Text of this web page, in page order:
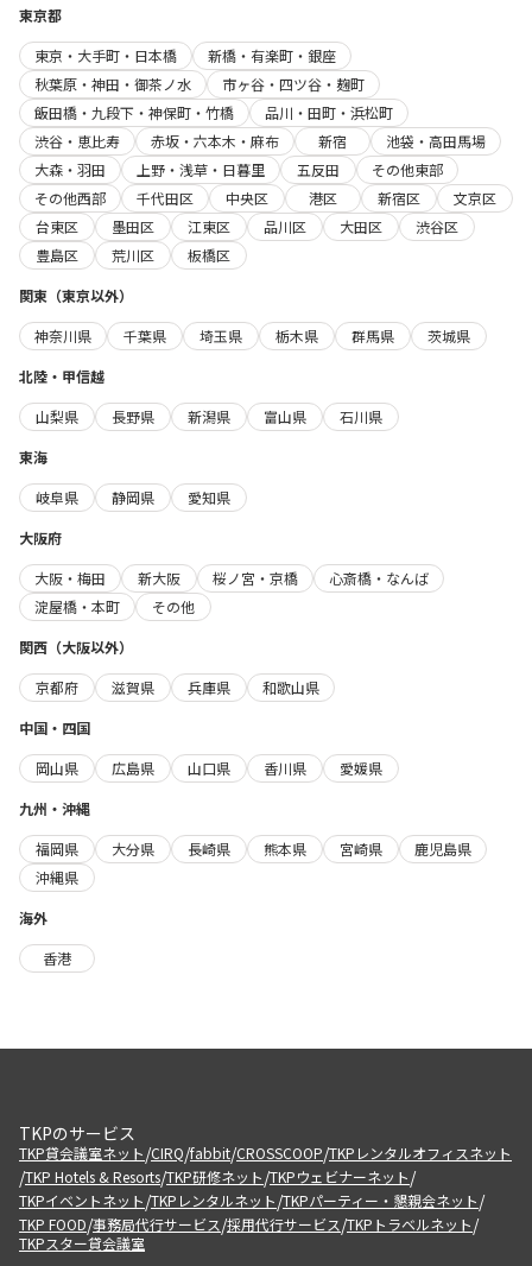
東京都
東京・大手町・日本橋
新橋・有楽町・銀座
秋葉原・神田・御茶ノ水
市ヶ谷・四ツ谷・麹町
飯田橋・九段下・神保町・竹橋
品川・田町・浜松町
渋谷・恵比寿
赤坂・六本木・麻布 新宿
池袋・高田馬場
大森・羽田
上野・浅草・日暮里 五反田
その他東部
その他西部
千代田区 中央区 港区 新宿区
文京区
台東区
墨田区 江東区 品川区 大田区
渋谷区
豊島区
荒川区
板橋区
関東（東京以外）
神奈川県
千葉県 埼玉県 栃木県 群馬県
茨城県
北陸・甲信越
山梨県
長野県 新潟県 富山県
石川県
東海
岐阜県
静岡県
愛知県
大阪府
大阪・梅田
新大阪 桜ノ宮・京橋
心斎橋・なんば
淀屋橋・本町
その他
関西（大阪以外）
京都府
滋賀県 兵庫県
和歌山県
中国・四国
岡山県
広島県 山口県 香川県
愛媛県
九州・沖縄
福岡県
大分県 長崎県 熊本県 宮崎県
鹿児島県
沖縄県
海外
香港
TKPのサービス
TKP貸会議室ネット/CIRQ/fabbit/CROSSCOOP/TKPレンタルオフィスネット
/TKP Hotels & Resorts/TKP研修ネット/TKPウェビナーネット/
TKPイベントネット/TKPレンタルネット/TKPパーティー・懇親会ネット/
TKP FOOD/事務局代行サービス/採用代行サービス/TKPトラベルネット/
TKPスター貸会議室